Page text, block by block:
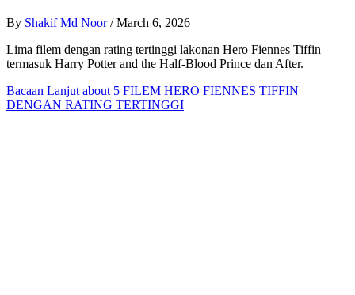
By Shakif Md Noor / March 6, 2026
Lima filem dengan rating tertinggi lakonan Hero Fiennes Tiffin
termasuk Harry Potter and the Half-Blood Prince dan After.
Bacaan Lanjut about 5 FILEM HERO FIENNES TIFFIN
DENGAN RATING TERTINGGI